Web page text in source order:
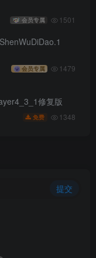
会员专属 1501
会员专属 1479
修复版
免费 1348
提交